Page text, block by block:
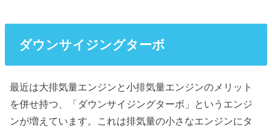
ダウンサイジングターボ
最近は大排気量エンジンと小排気量エンジンのメリット
を併せ持つ、「ダウンサイジングターボ」というエンジ
ンが増えています。これは排気量の小さなエンジンにタ